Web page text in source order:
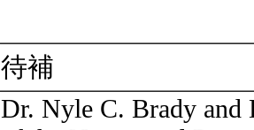
待補
Dr. Nyle C. Brady and